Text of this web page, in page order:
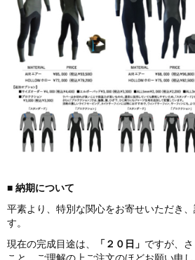
■ 納期について
平素より、特別な関心をお寄せいただき
す。
現在の完成目途は、
「２０日」 ですが、